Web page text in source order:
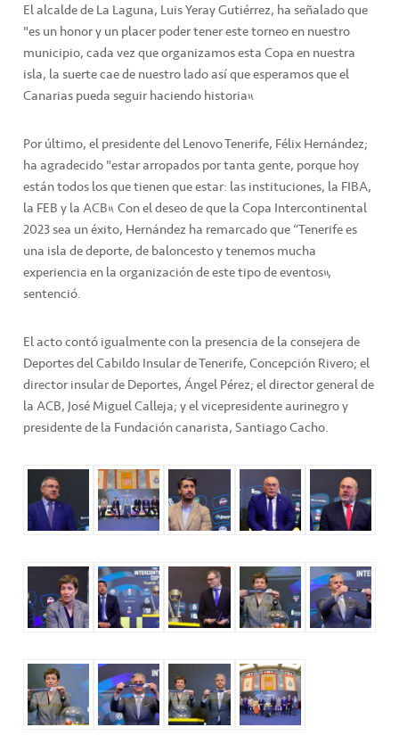
El alcalde de La Laguna, Luis Yeray Gutiérrez, ha señalado que
"es un honor y un placer poder tener este torneo en nuestro
municipio, cada vez que organizamos esta Copa en nuestra
isla, la suerte cae de nuestro lado así que esperamos que el
Canarias pueda seguir haciendo historia”.
Por último, el presidente del Lenovo Tenerife, Félix Hernández;
ha agradecido "estar arropados por tanta gente, porque hoy
están todos los que tienen que estar: las instituciones, la FIBA,
la FEB y la ACB”. Con el deseo de que la Copa Intercontinental
2023 sea un éxito, Hernández ha remarcado que “Tenerife es
una isla de deporte, de baloncesto y tenemos mucha
experiencia en la organización de este tipo de eventos”,
sentenció.
El acto contó igualmente con la presencia de la consejera de
Deportes del Cabildo Insular de Tenerife, Concepción Rivero; el
director insular de Deportes, Ángel Pérez; el director general de
la ACB, José Miguel Calleja; y el vicepresidente aurinegro y
presidente de la Fundación canarista, Santiago Cacho.